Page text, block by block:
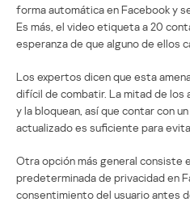
forma automática en Facebook y
Es más, el video etiqueta a 20
esperanza de que alguno de ellos
Los expertos dicen que esta
difícil de combatir. La mitad de
y la bloquean, así que contar con
actualizado es suficiente para
Otra opción más general consiste
predeterminada de privacidad en
consentimiento del usuario antes